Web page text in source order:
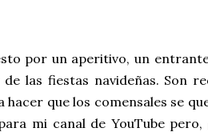
por un aperitivo, un
las fiestas navideñas. Son
que los comensales se
mi canal de YouTube